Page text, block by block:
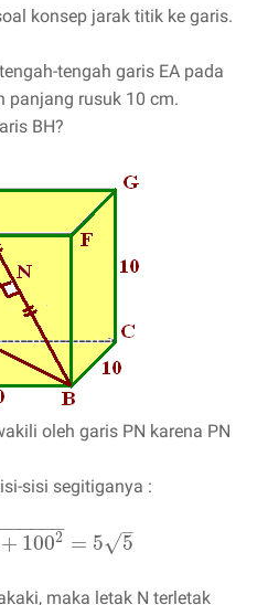
konsep jarak titik ke garis.
tengah garis EA pada
panjang rusuk 10 cm.
BH?
oleh garis PN karena PN
sisi segitiganya :
+ 1002
−
−−−−
= 5 5
–
√
maka letak N terletak